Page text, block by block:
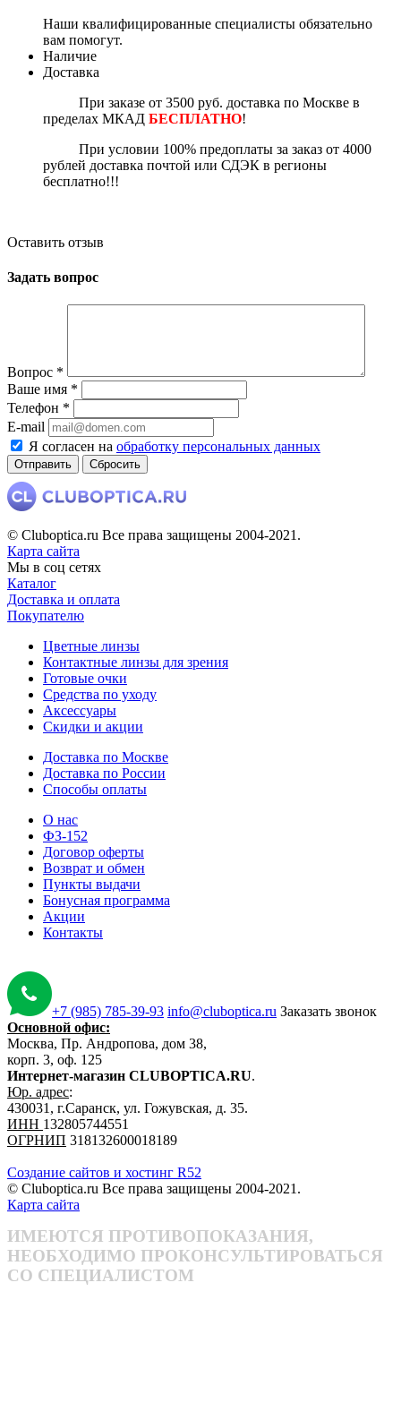
Наши квалифицированные специалисты обязательно
вам помогут.
Наличие
Доставка
При заказе от 3500 руб. доставка по Москве в
пределах МКАД БЕСПЛАТНО!
При условии 100% предоплаты за заказ от 4000
рублей доставка почтой или СДЭК в регионы
бесплатно!!!
Оставить отзыв
Задать вопрос
Вопрос *
Ваше имя *
Телефон *
E-mail
Я согласен на обработку персональных данных
Сбросить
© Cluboptica.ru Все права защищены 2004-2021.
Карта сайта
Мы в соц сетях
Каталог
Доставка и оплата
Покупателю
Цветные линзы
Контактные линзы для зрения
Готовые очки
Средства по уходу
Аксессуары
Скидки и акции
Доставка по Москве
Доставка по России
Способы оплаты
О нас
ФЗ-152
Договор оферты
Возврат и обмен
Пункты выдачи
Бонусная программа
Акции
Контакты
+7 (985) 785-39-93 info@cluboptica.ru Заказать звонок
Основной офис:
Москва, Пр. Андропова, дом 38,
корп. 3, оф. 125
Интернет-магазин CLUBOPTICA.RU.
Юр. адрес:
430031, г.Саранск, ул. Гожувская, д. 35.
ИНН 132805744551
ОГРНИП 318132600018189
Создание сайтов и хостинг R52
© Cluboptica.ru Все права защищены 2004-2021.
Карта сайта
ИМЕЮТСЯ ПРОТИВОПОКАЗАНИЯ,
НЕОБХОДИМО ПРОКОНСУЛЬТИРОВАТЬСЯ
СО СПЕЦИАЛИСТОМ